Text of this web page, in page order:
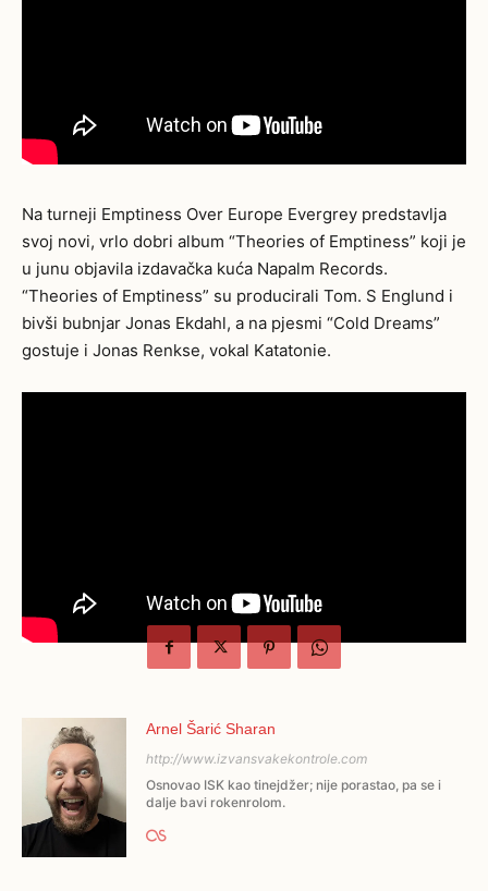
Na turneji Emptiness Over Europe Evergrey predstavlja
svoj novi, vrlo dobri album “Theories of Emptiness” koji je
u junu objavila izdavačka kuća Napalm Records.
“Theories of Emptiness” su producirali Tom. S Englund i
bivši bubnjar Jonas Ekdahl, a na pjesmi “Cold Dreams”
gostuje i Jonas Renkse, vokal Katatonie.
Arnel Šarić Sharan
http://www.izvansvakekontrole.com
Osnovao ISK kao tinejdžer; nije porastao, pa se i
dalje bavi rokenrolom.